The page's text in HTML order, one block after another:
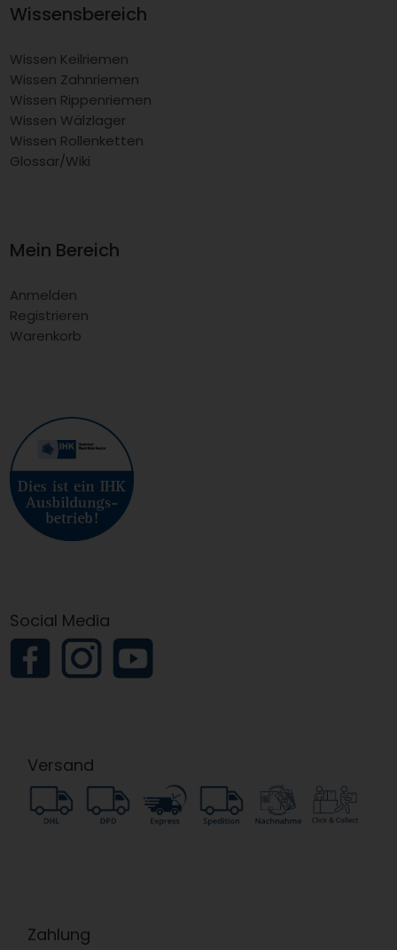
Wissensbereich
Wissen Keilriemen
Wissen Zahnriemen
Wissen Rippenriemen
Wissen Wälzlager
Wissen Rollenketten
Glossar/Wiki
Mein Bereich
Anmelden
Registrieren
Warenkorb
Social Media
Versand
Zahlung